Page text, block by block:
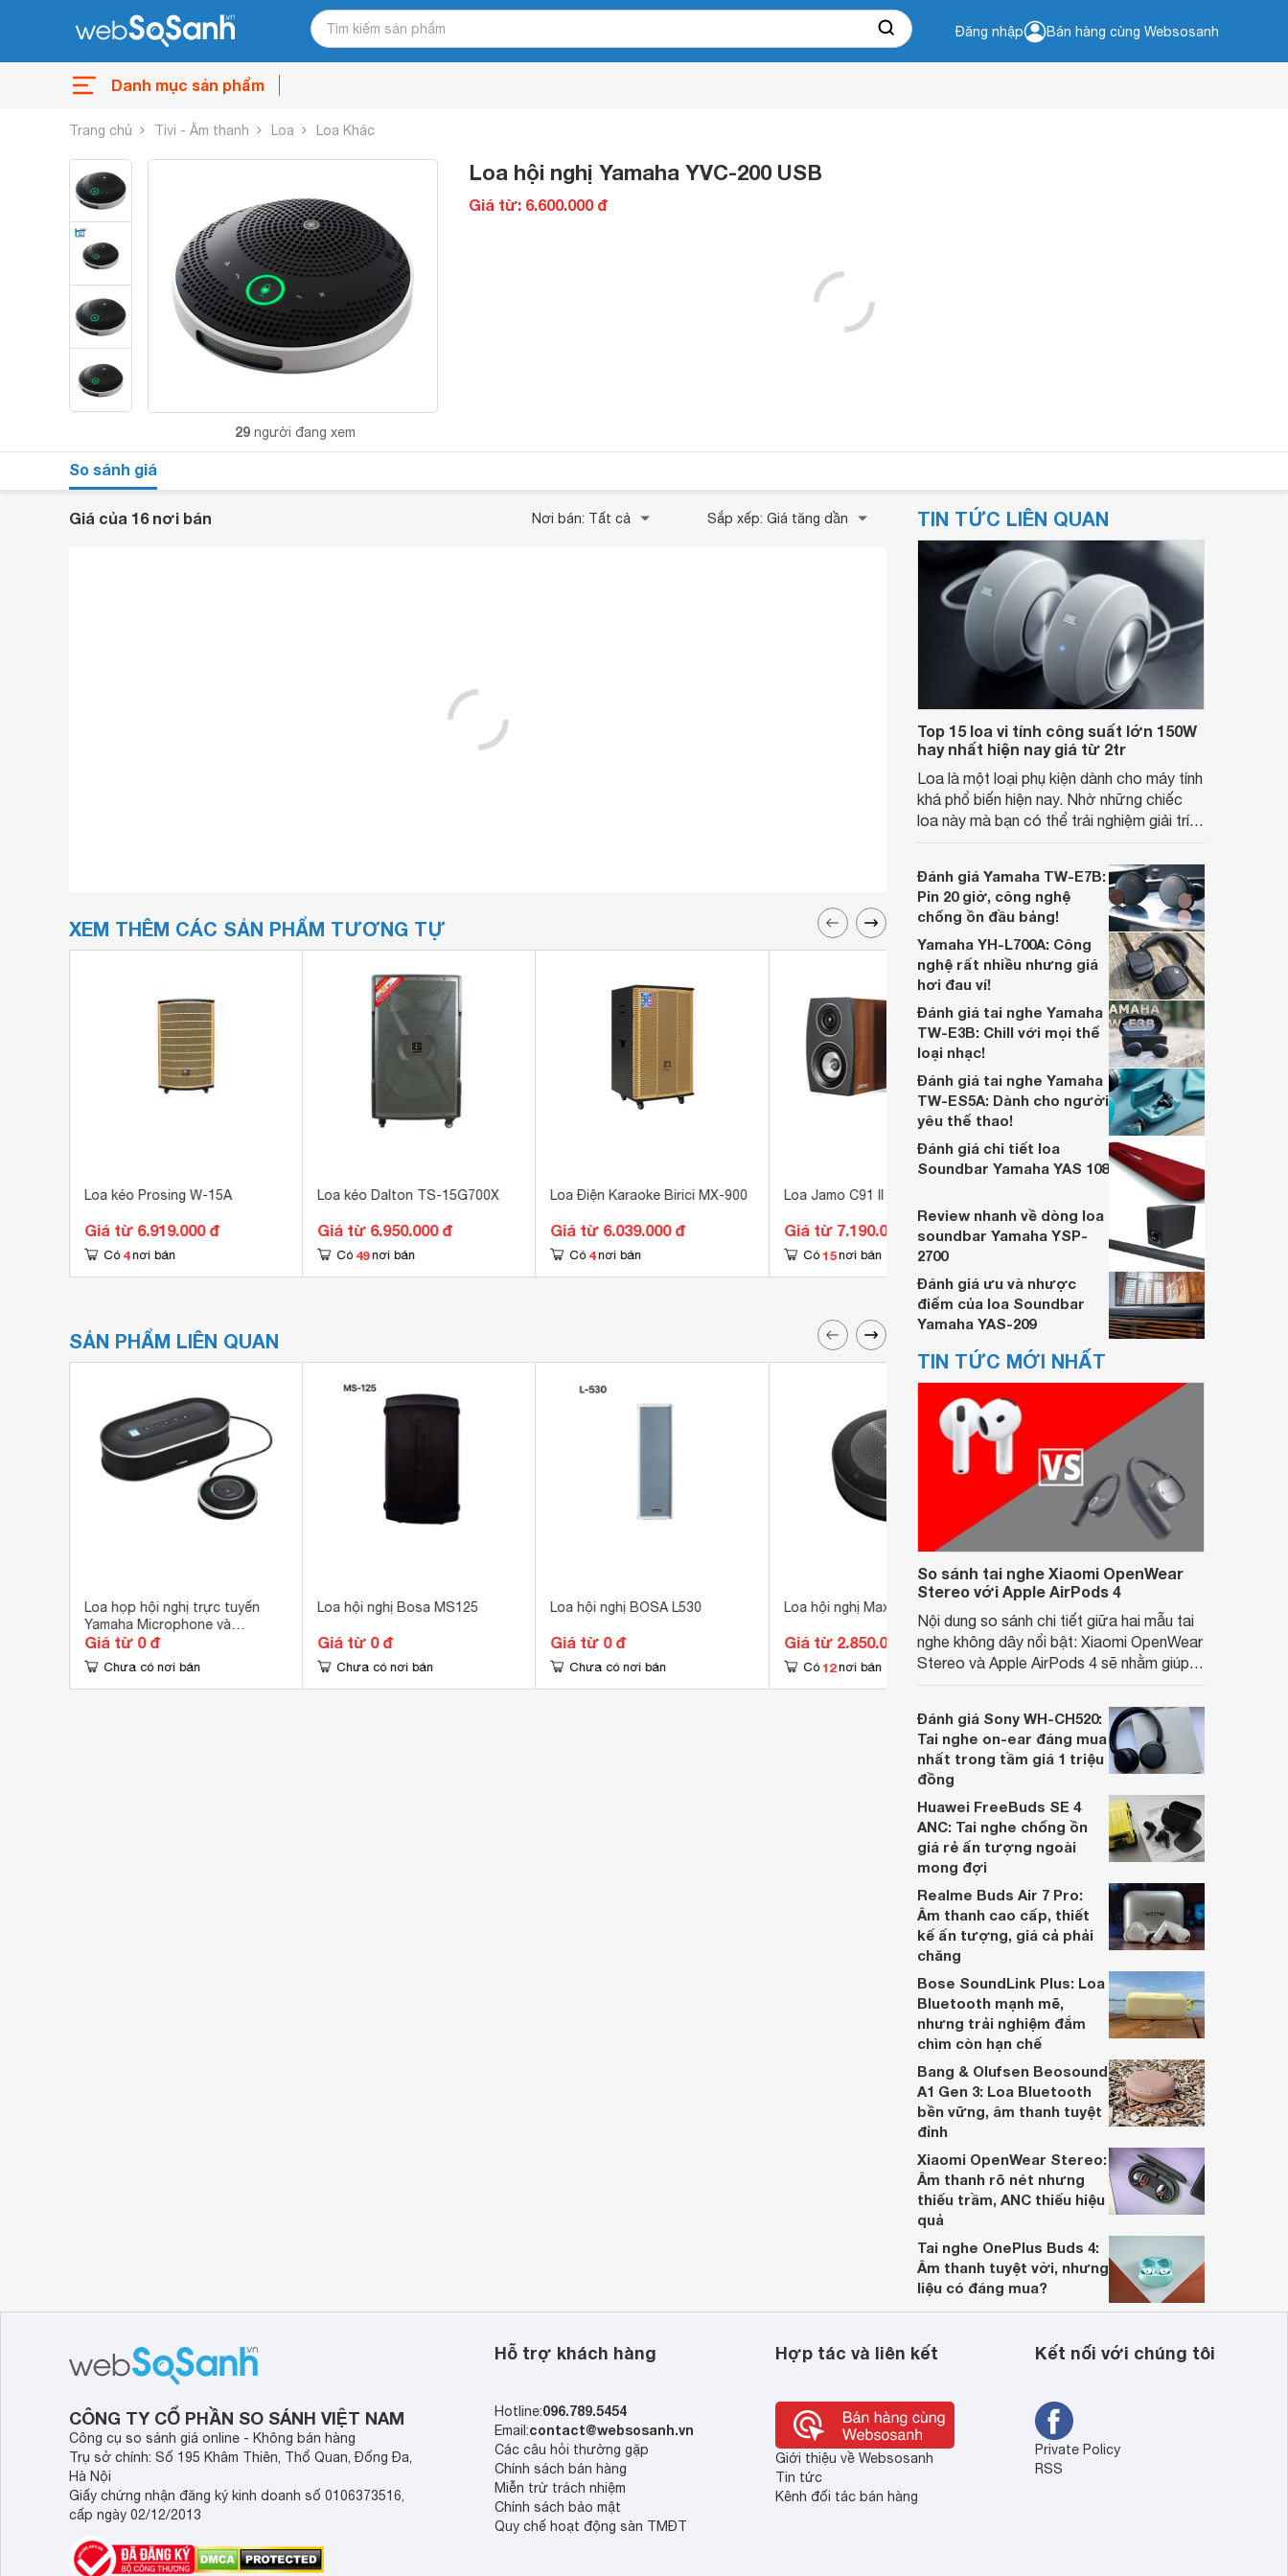
Đăng nhập Bán hàng cùng Websosanh
Danh mục sản phẩm
Trang chủ Tivi - Âm thanh Loa Loa Khác
29 người đang xem
Loa hội nghị Yamaha YVC-200 USB
Giá từ: 6.600.000 đ
So sánh giá
Giá của 16 nơi bán Nơi bán: Tất cả Sắp xếp: Giá tăng dần
XEM THÊM CÁC SẢN PHẨM TƯƠNG TỰ
Loa kéo Prosing W-15A
Giá từ 6.919.000 đ
Có 4 nơi bán
Loa kéo Dalton TS-15G700X
Giá từ 6.950.000 đ
Có 49 nơi bán
Loa Điện Karaoke Birici MX-900
Giá từ 6.039.000 đ
Có 4 nơi bán
Loa Jamo C91 II
Giá từ 7.190.000 đ
Có 15 nơi bán
Loa nén Bosch LBC 3437/00
Giá từ 15.566.100 đ
SẢN PHẨM LIÊN QUAN
Loa họp hội nghị trực tuyến
Yamaha Microphone và
Speaker system YVC-1000MS
Giá từ 0 đ
Chưa có nơi bán
Loa hội nghị Bosa MS125
Giá từ 0 đ
Chưa có nơi bán
Loa hội nghị BOSA L530
Giá từ 0 đ
Chưa có nơi bán
Loa hội nghị Maxhub BM20
Giá từ 2.850.000 đ
Có 12 nơi bán
3200, USB-C (210901-01)
Giá từ 2.277.000 đ
Có 6 nơi bán
TIN TỨC LIÊN QUAN
Top 15 loa vi tính công suất lớn 150W
hay nhất hiện nay giá từ 2tr
Loa là một loại phụ kiện dành cho máy tính
khá phổ biến hiện nay. Nhờ những chiếc
loa này mà bạn có thể trải nghiệm giải trí
vi tính công suất lớn. Hãy cùng điểm qua
15 loa vi tính tốt nhất hiện nay.
Đánh giá Yamaha TW-E7B:
Pin 20 giờ, công nghệ
chống ồn đầu bảng!
Yamaha YH-L700A: Công
nghệ rất nhiều nhưng giá
hơi đau ví!
Đánh giá tai nghe Yamaha
TW-E3B: Chill với mọi thể
loại nhạc!
Đánh giá tai nghe Yamaha
TW-ES5A: Dành cho người
yêu thể thao!
Đánh giá chi tiết loa
Soundbar Yamaha YAS 108
Review nhanh về dòng loa
soundbar Yamaha YSP-
2700
Đánh giá ưu và nhược
điểm của loa Soundbar
Yamaha YAS-209
TIN TỨC MỚI NHẤT
So sánh tai nghe Xiaomi OpenWear
Stereo với Apple AirPods 4
Nội dung so sánh chi tiết giữa hai mẫu tai
nghe không dây nổi bật: Xiaomi OpenWear
Stereo và Apple AirPods 4 sẽ nhằm giúp
dựa trên nhu cầu và sở thích cá nhân. Cả
hai đều là sản phẩm chất lượng cao,
nhưng hướng tới đối tượng khách hàng
khác nhau.
Đánh giá Sony WH-CH520:
Tai nghe on-ear đáng mua
nhất trong tầm giá 1 triệu
đồng
Huawei FreeBuds SE 4
ANC: Tai nghe chống ồn
giá rẻ ấn tượng ngoài
mong đợi
Realme Buds Air 7 Pro:
Âm thanh cao cấp, thiết
kế ấn tượng, giá cả phải
chăng
Bose SoundLink Plus: Loa
Bluetooth mạnh mẽ,
nhưng trải nghiệm đắm
chìm còn hạn chế
Bang & Olufsen Beosound
A1 Gen 3: Loa Bluetooth
bền vững, âm thanh tuyệt
đỉnh
Xiaomi OpenWear Stereo:
Âm thanh rõ nét nhưng
thiếu trầm, ANC thiếu hiệu
quả
Tai nghe OnePlus Buds 4:
Âm thanh tuyệt vời, nhưng
liệu có đáng mua?
CÔNG TY CỔ PHẦN SO SÁNH VIỆT NAM
Công cụ so sánh giá online - Không bán hàng
Trụ sở chính: Số 195 Khâm Thiên, Thổ Quan, Đống Đa,
Hà Nội
Giấy chứng nhận đăng ký kinh doanh số 0106373516,
cấp ngày 02/12/2013
Hỗ trợ khách hàng
Hotline:096.789.5454
Email:contact@websosanh.vn
Các câu hỏi thường gặp
Chính sách bán hàng
Miễn trừ trách nhiệm
Chính sách bảo mật
Quy chế hoạt động sàn TMĐT
Hợp tác và liên kết
Giới thiệu về Websosanh
Tin tức
Kênh đối tác bán hàng
Kết nối với chúng tôi
Private Policy
RSS